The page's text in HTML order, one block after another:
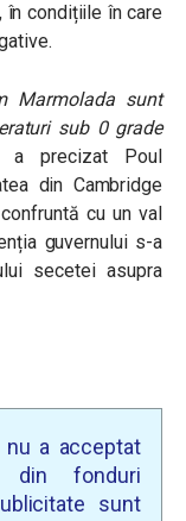
în condițiile în care
Marmolada sunt
sub 0 grade
a precizat Poul
din Cambridge
cu un val
guvernului s-a
secetei asupra
a acceptat
fonduri
sunt